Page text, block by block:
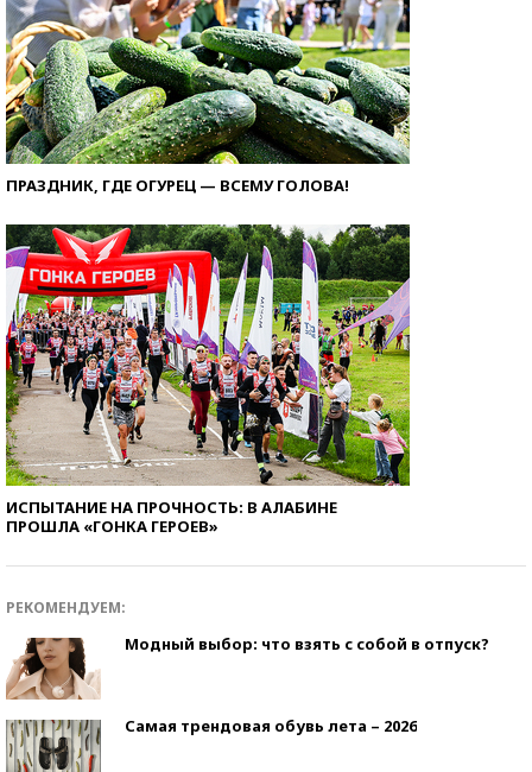
ПРАЗДНИК, ГДЕ ОГУРЕЦ — ВСЕМУ ГОЛОВА!
ИСПЫТАНИЕ НА ПРОЧНОСТЬ: В АЛАБИНЕ
ПРОШЛА «ГОНКА ГЕРОЕВ»
РЕКОМЕНДУЕМ:
Модный выбор: что взять с собой в отпуск?
Самая трендовая обувь лета – 2026